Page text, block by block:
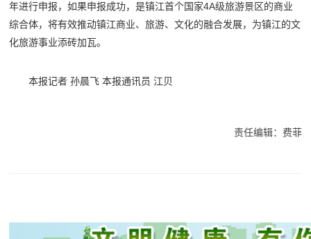
年进行申报，如果申报成功，是镇江首个国家4A级旅游景区的商业
综合体，将有效推动镇江商业、旅游、文化的融合发展，为镇江的文
化旅游事业添砖加瓦。
本报记者 孙晨飞 本报通讯员 江贝
责任编辑：费菲